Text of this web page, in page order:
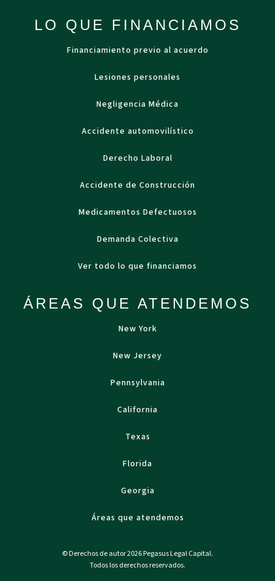
LO QUE FINANCIAMOS
Financiamiento previo al acuerdo
Lesiones personales
Negligencia Médica
Accidente automovilístico
Derecho Laboral
Accidente de Construcción
Medicamentos Defectuosos
Demanda Colectiva
Ver todo lo que financiamos
ÁREAS QUE ATENDEMOS
New York
New Jersey
Pennsylvania
California
Texas
Florida
Georgia
Áreas que atendemos
© Derechos de autor 2026 Pegasus Legal Capital.
Todos los derechos reservados.